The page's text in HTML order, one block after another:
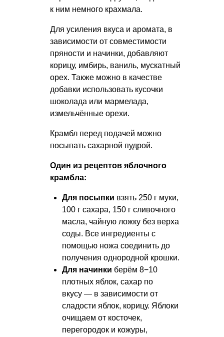
к ним немного крахмала.
Для усиления вкуса и аромата, в
зависимости от совместимости
пряности и начинки, добавляют
корицу, имбирь, ваниль, мускатный
орех. Также можно в качестве
добавки использовать кусочки
шоколада или мармелада,
измельчённые орехи.
Крамбл перед подачей можно
посыпать сахарной пудрой.
Один из рецептов яблочного
крамбла:
Для посыпки взять 250 г муки,
100 г сахара, 150 г сливочного
масла, чайную ложку без верха
соды. Все ингредиенты с
помощью ножа соединить до
получения однородной крошки.
Для начинки берём 8−10
плотных яблок, сахар по
вкусу — в зависимости от
сладости яблок, корицу. Яблоки
очищаем от косточек,
перегородок и кожуры,